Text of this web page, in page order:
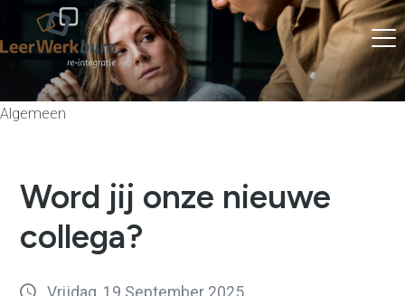
Algemeen
Word jij onze nieuwe
collega?
Vrijdag, 19 September 2025